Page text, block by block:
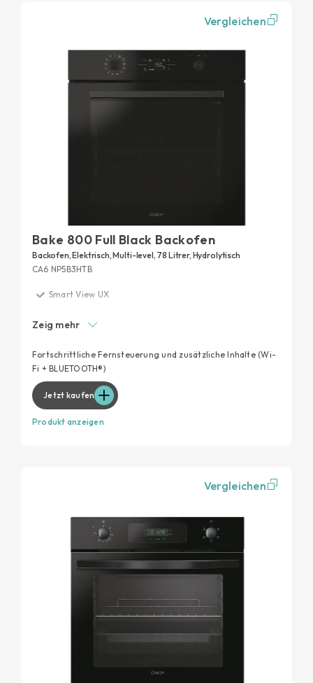
Vergleichen
Bake 800 Full Black Backofen
Backofen, Elektrisch, Multi-level, 78 Litrer, Hydrolytisch
CA6 NP5B3HTB
Smart View UX
NoPreheat Technologie
Neue XL-Garraumgröße 78 Liter / 6 Einschubebenen
Energieeffizienzklasse A++
Zeig mehr
Fortschrittliche Fernsteuerung und zusätzliche Inhalte (Wi-
Fi + BLUETOOTH®)
Jetzt kaufen
Produkt anzeigen
Vergleichen